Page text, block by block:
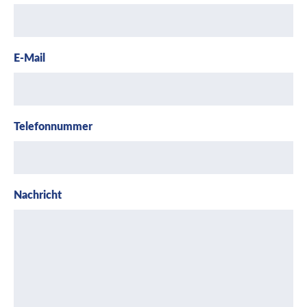
E-Mail
Telefonnummer
Nachricht